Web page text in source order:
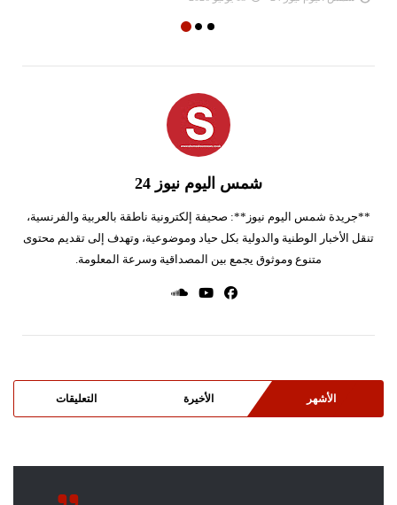
شمس اليوم نيوز 24
**جريدة شمس اليوم نيوز**: صحيفة إلكترونية ناطقة بالعربية والفرنسية،
تنقل الأخبار الوطنية والدولية بكل حياد وموضوعية، وتهدف إلى تقديم محتوى
متنوع وموثوق يجمع بين المصداقية وسرعة المعلومة.
الأشهر الأخيرة التعليقات